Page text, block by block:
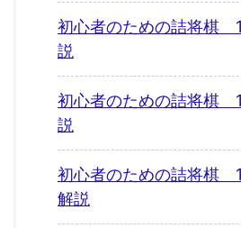
初心者のための詰将棋
説
初心者のための詰将棋
説
初心者のための詰将棋
解説